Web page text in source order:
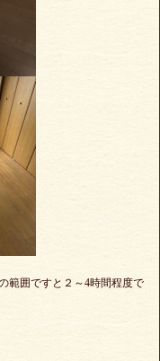
範囲ですと２～4時間程度で